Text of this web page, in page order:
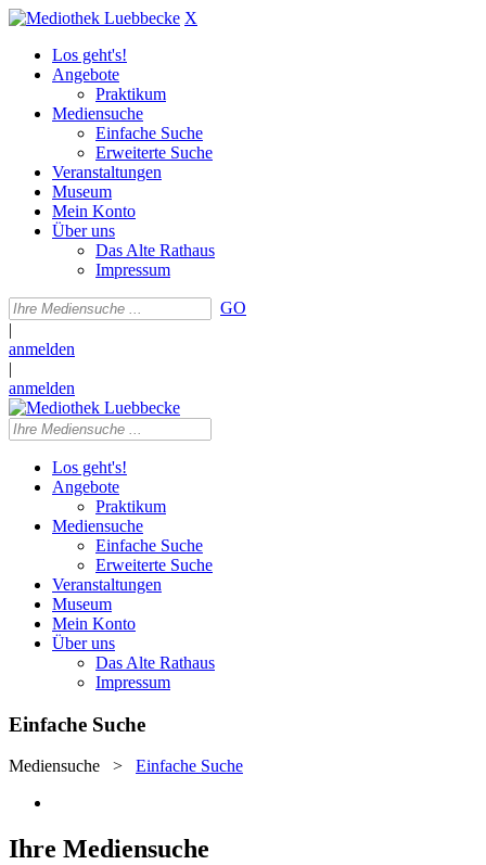
X
Los geht's!
Angebote
Praktikum
Mediensuche
Einfache Suche
Erweiterte Suche
Veranstaltungen
Museum
Mein Konto
Über uns
Das Alte Rathaus
Impressum
GO
|
anmelden
|
anmelden
Los geht's!
Angebote
Praktikum
Mediensuche
Einfache Suche
Erweiterte Suche
Veranstaltungen
Museum
Mein Konto
Über uns
Das Alte Rathaus
Impressum
Einfache Suche
Mediensuche > Einfache Suche
Ihre Mediensuche